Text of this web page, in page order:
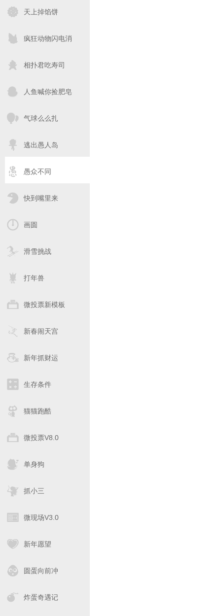
天上掉馅饼
疯狂动物闪电消
相扑君吃寿司
人鱼喊你捡肥皂
气球么么扎
逃出愚人岛
愚众不同
快到嘴里来
画圆
滑雪挑战
打年兽
微投票新模板
新春闹天宫
新年抓财运
生存条件
猫猫跑酷
微投票V8.0
单身狗
抓小三
微现场V3.0
新年愿望
圆蛋向前冲
炸蛋奇遇记